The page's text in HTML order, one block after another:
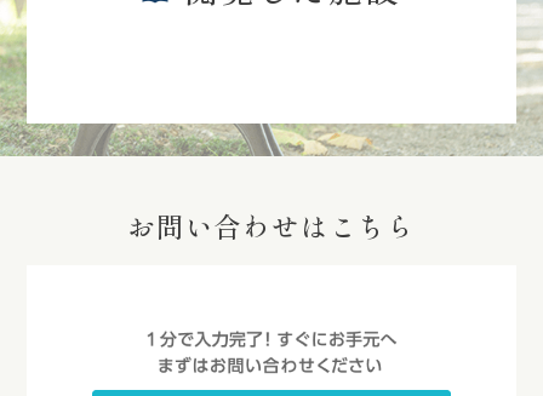
お問い合わせはこちら